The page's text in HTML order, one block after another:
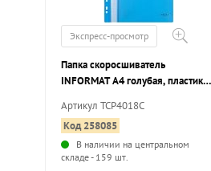
Экспресс-просмотр
Папка скоросшиватель
INFORMAT А4 голубая, пластик
маркировки, с перфорацией
Артикул TCP4018C
Код 258085
В наличии на центральном
складе - 159 шт.